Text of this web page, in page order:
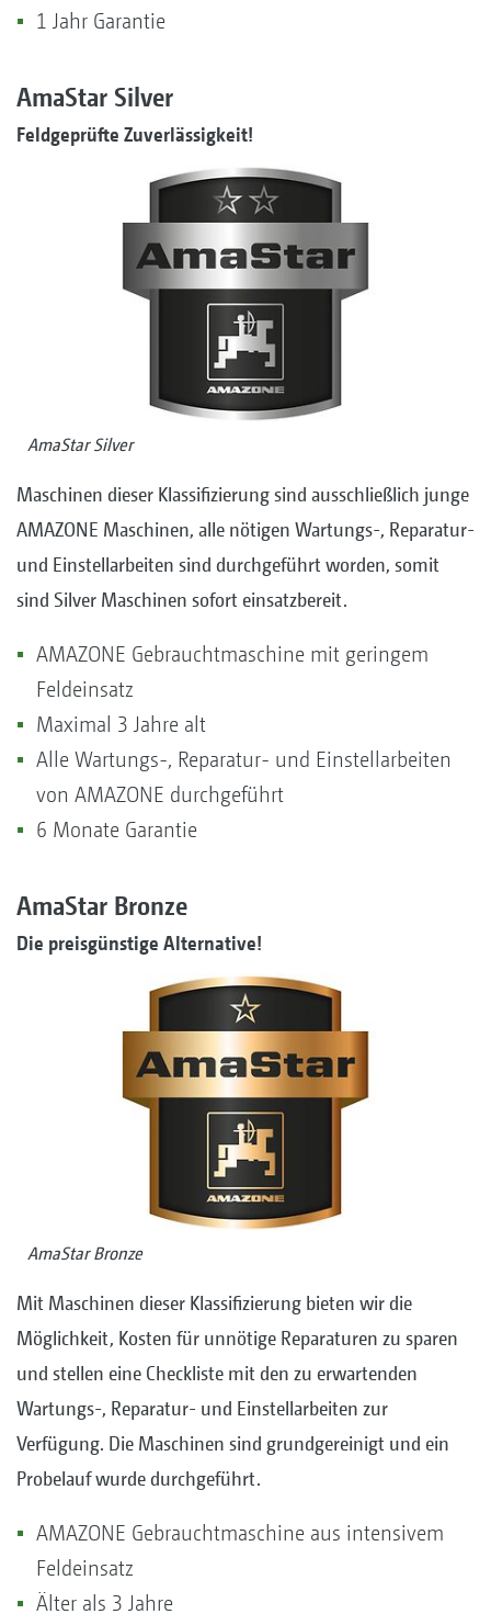
1 Jahr Garantie
AmaStar Silver
Feldgeprüfte Zuverlässigkeit!
AmaStar Silver
Maschinen dieser Klassifizierung sind ausschließlich junge
AMAZONE Maschinen, alle nötigen Wartungs-, Reparatur-
und Einstellarbeiten sind durchgeführt worden, somit
sind Silver Maschinen sofort einsatzbereit.
AMAZONE Gebrauchtmaschine mit geringem
Feldeinsatz
Maximal 3 Jahre alt
Alle Wartungs-, Reparatur- und Einstellarbeiten
von AMAZONE durchgeführt
6 Monate Garantie
AmaStar Bronze
Die preisgünstige Alternative!
AmaStar Bronze
Mit Maschinen dieser Klassifizierung bieten wir die
Möglichkeit, Kosten für unnötige Reparaturen zu sparen
und stellen eine Checkliste mit den zu erwartenden
Wartungs-, Reparatur- und Einstellarbeiten zur
Verfügung. Die Maschinen sind grundgereinigt und ein
Probelauf wurde durchgeführt.
AMAZONE Gebrauchtmaschine aus intensivem
Feldeinsatz
Älter als 3 Jahre